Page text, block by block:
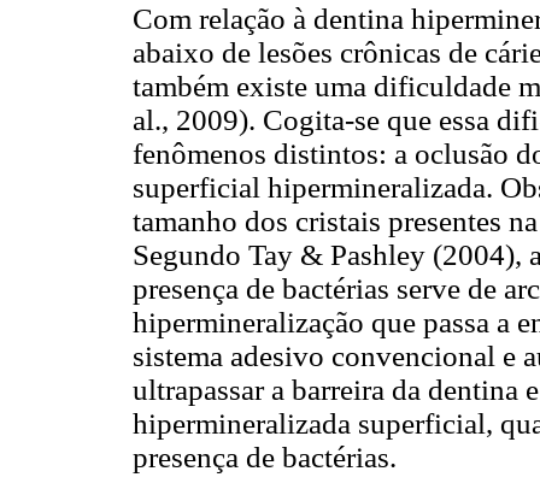
Com relação à dentina
abaixo de lesões crônicas de
também existe uma dificuldade
al., 2009). Cogita-se que essa
fenômenos distintos: a oclusão
superficial hipermineralizada.
tamanho dos cristais presentes
Segundo Tay & Pashley (2004),
presença de bactérias serve de
hipermineralização que passa a
sistema adesivo convencional e
ultrapassar a barreira da dentina
hipermineralizada superficial,
presença de bactérias.